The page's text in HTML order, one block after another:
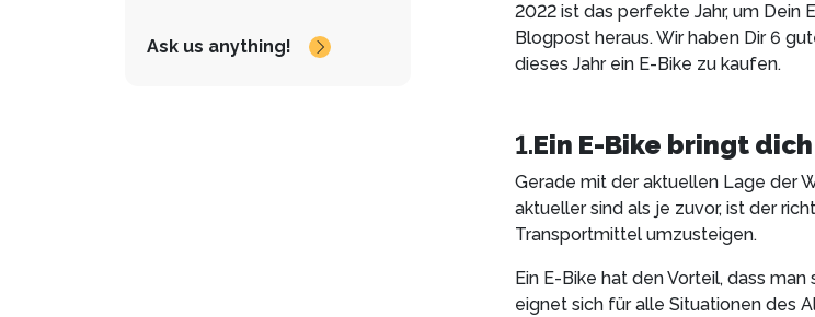
Ask us anything!
2022 ist das perfekte Jahr, um Dein
Blogpost heraus. Wir haben Dir 6
dieses Jahr ein E-Bike zu kaufen.
1.Ein E-Bike bringt
Gerade mit der aktuellen Lage der
aktueller sind als je zuvor, ist der
Transportmittel umzusteigen.
Ein E-Bike hat den Vorteil, dass
eignet sich für alle Situationen des